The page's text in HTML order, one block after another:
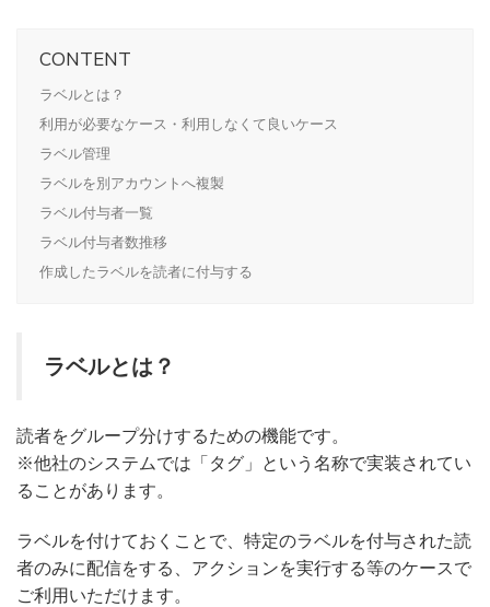
CONTENT
ラベルとは？
利用が必要なケース・利用しなくて良いケース
ラベル管理
ラベルを別アカウントへ複製
ラベル付与者一覧
ラベル付与者数推移
作成したラベルを読者に付与する
ラベルとは？
読者をグループ分けするための機能です。
※他社のシステムでは「タグ」という名称で実装されてい
ることがあります。
ラベルを付けておくことで、特定のラベルを付与された読
者のみに配信をする、アクションを実行する等のケースで
ご利用いただけます。